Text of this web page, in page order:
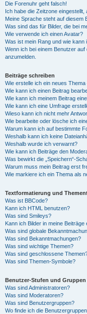
Die Forenuhr geht falsch!
Ich habe die Zeitzone
Meine Sprache steht auf diesem
Was sind das für Bilder, die bei
Wie verwende ich einen Avatar?
Was ist mein Rang und wie kann
Wenn ich bei einem Benutzer
anzumelden.
Beiträge schreiben
Wie erstelle ich ein neues
Wie kann ich einen Beitrag
Wie kann ich meinem Beitrag
Wie kann ich eine Umfrage
Wieso kann ich nicht mehr
Wie bearbeite oder lösche ich
Warum kann ich auf bestimmte
Weshalb kann ich keine
Weshalb wurde ich verwarnt?
Wie kann ich Beiträge den
Was bewirkt die „Speichern“-
Warum muss mein Beitrag erst
Wie markiere ich ein Thema als
Textformatierung und
Was ist BBCode?
Kann ich HTML benutzen?
Was sind Smileys?
Kann ich Bilder in meine Beiträge
Was sind globale
Was sind Bekanntmachungen?
Was sind wichtige Themen?
Was sind geschlossene
Was sind Themen-Symbole?
Benutzer-Stufen und Gruppen
Was sind Administratoren?
Was sind Moderatoren?
Was sind Benutzergruppen?
Wo finde ich die